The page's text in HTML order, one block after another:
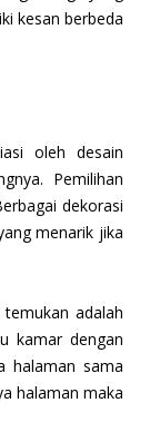
kesan berbeda
oleh desain
Pemilihan
dekorasi
menarik jika
adalah
kamar dengan
halaman sama
halaman maka